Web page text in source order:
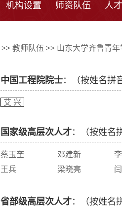
机构设置 师资队伍 人
>> 教师队伍 >> 山东大学齐鲁青年
中国工程院院士：（按姓名拼
艾 兴
国家级高层次人才：（按姓名
蔡玉奎 邓建新
王兵
梁晓亮
省部级高层次人才：（按姓名